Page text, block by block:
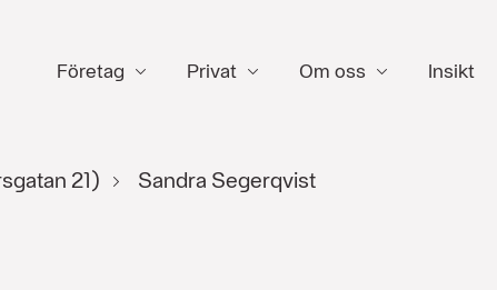
Företag Privat Om oss Insikt
21) Sandra Segerqvist